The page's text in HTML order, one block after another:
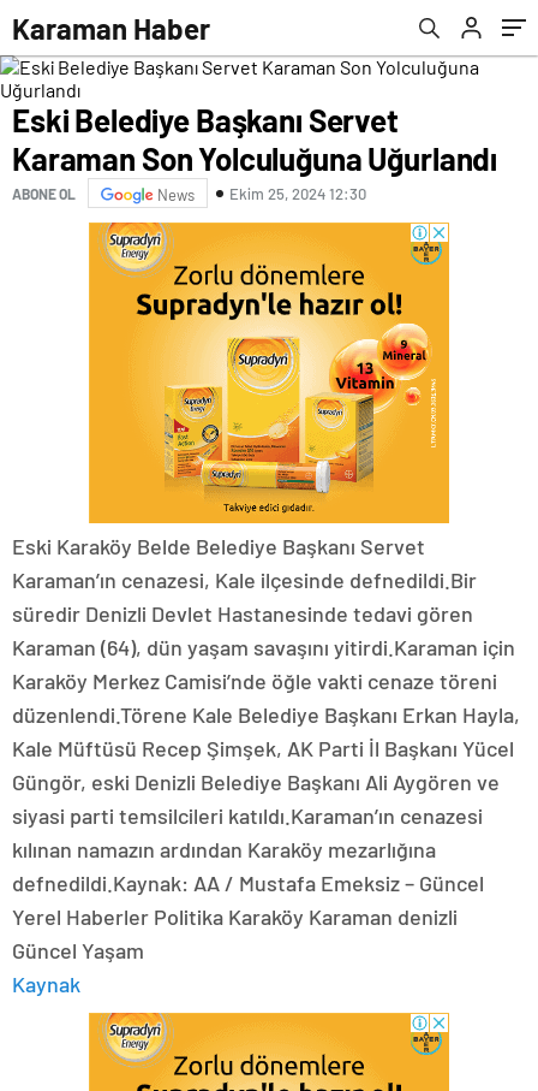
Karaman Haber
Eski Belediye Başkanı Servet
Karaman Son Yolculuğuna Uğurlandı
ABONE OL News Ekim 25, 2024 12:30
Eski Karaköy Belde Belediye Başkanı Servet
Karaman’ın cenazesi, Kale ilçesinde defnedildi.Bir
süredir Denizli Devlet Hastanesinde tedavi gören
Karaman (64), dün yaşam savaşını yitirdi.Karaman için
Karaköy Merkez Camisi’nde öğle vakti cenaze töreni
düzenlendi.Törene Kale Belediye Başkanı Erkan Hayla,
Kale Müftüsü Recep Şimşek, AK Parti İl Başkanı Yücel
Güngör, eski Denizli Belediye Başkanı Ali Aygören ve
siyasi parti temsilcileri katıldı.Karaman’ın cenazesi
kılınan namazın ardından Karaköy mezarlığına
defnedildi.Kaynak: AA / Mustafa Emeksiz – Güncel
Yerel Haberler Politika Karaköy Karaman denizli
Güncel Yaşam
Kaynak